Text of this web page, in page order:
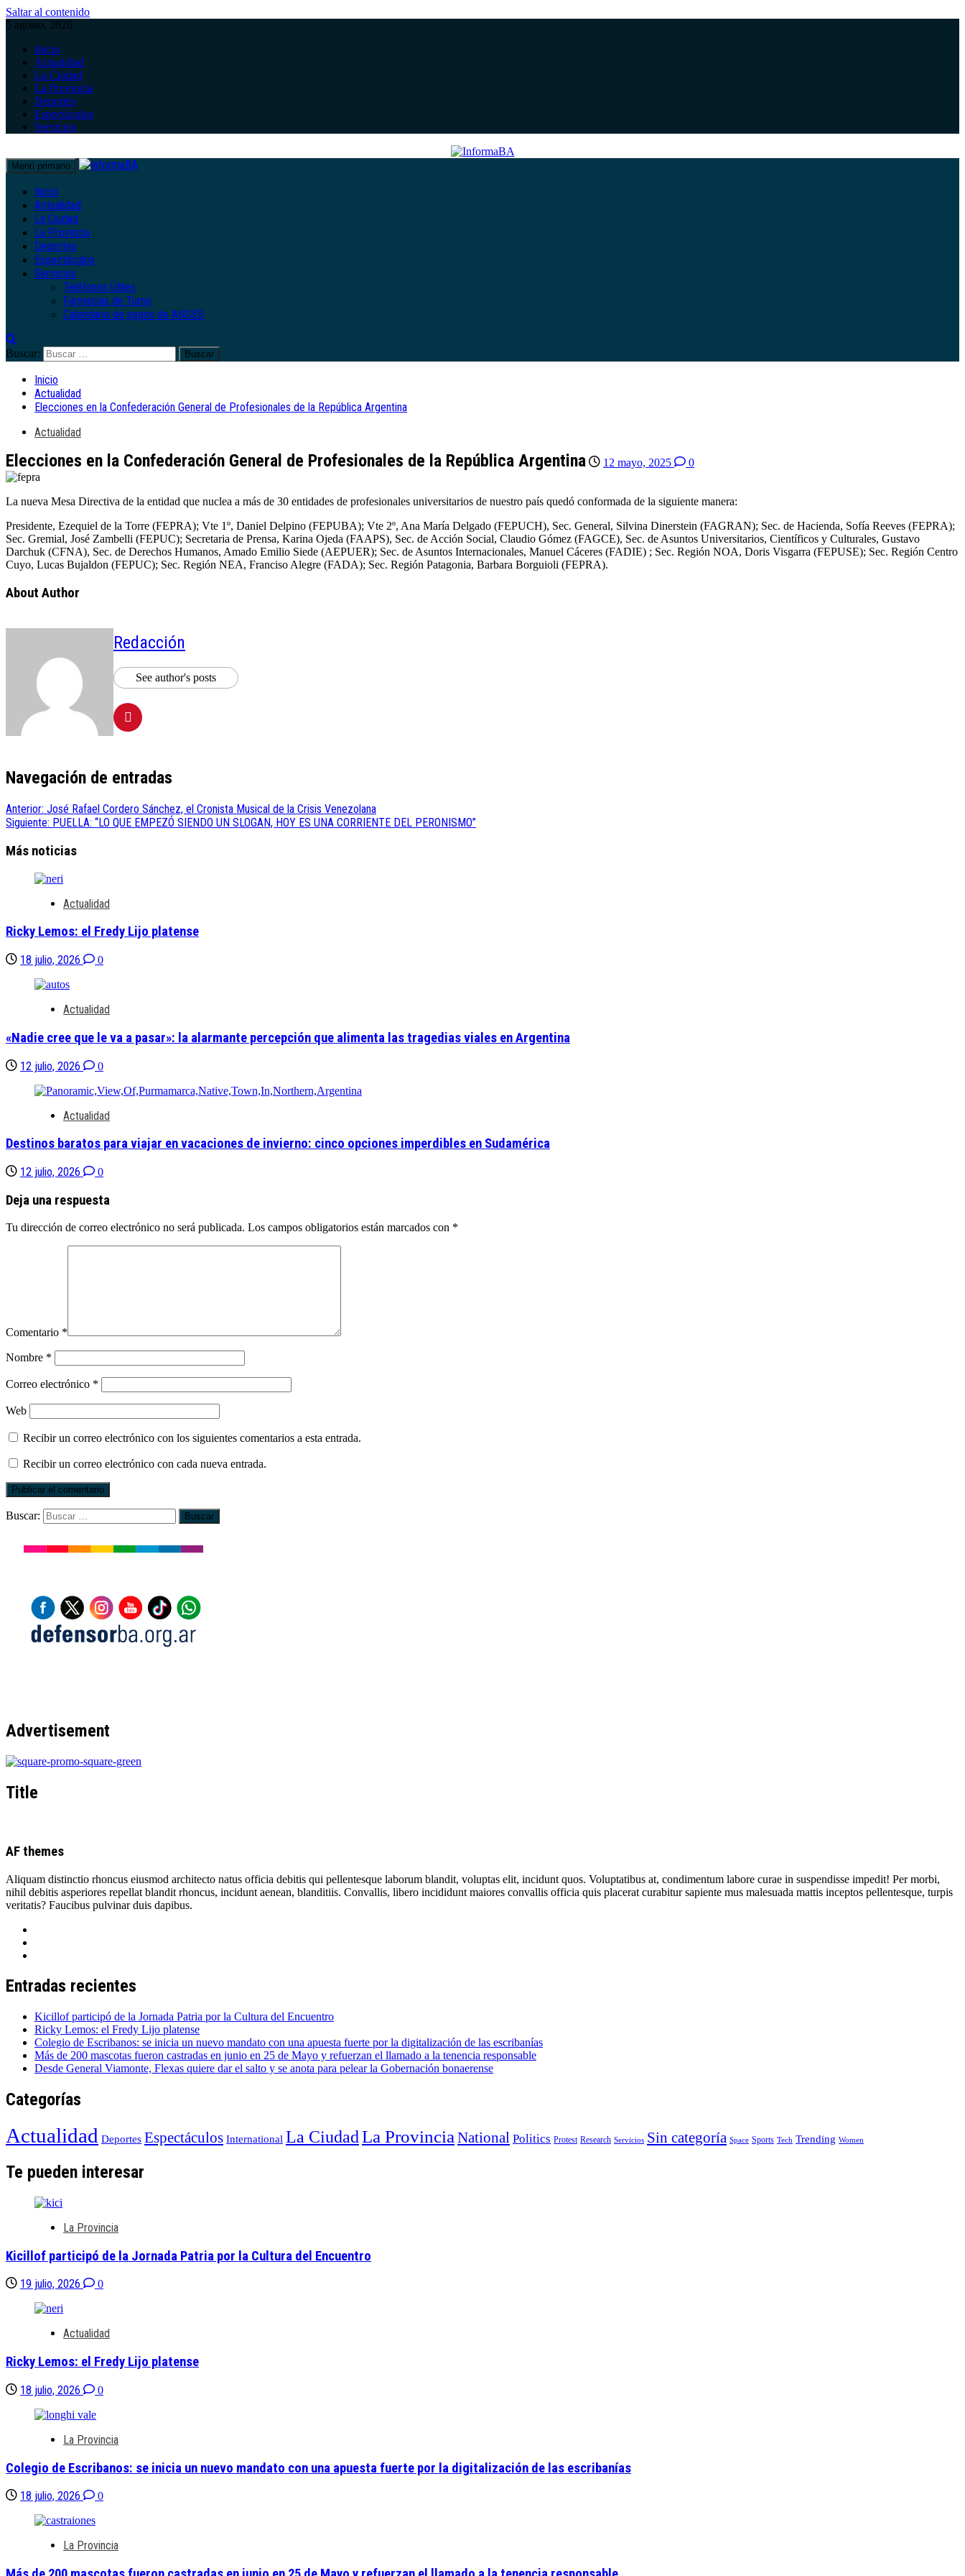
Saltar al contenido
5 agosto, 2026
Inicio
Actualidad
La Ciudad
La Provincia
Deportes
Espectáculos
Servicios
Menú primario
Inicio
Actualidad
La Ciudad
La Provincia
Deportes
Espectáculos
Servicios
Teléfonos Útiles
Farmacias de Turno
Calendario de pagos de ANSES
Buscar:
Inicio
Actualidad
Elecciones en la Confederación General de Profesionales de la República Argentina
Actualidad
Elecciones en la Confederación General de Profesionales de la República Argentina 12 mayo, 2025 0
La nueva Mesa Directiva de la entidad que nuclea a más de 30 entidades de profesionales universitarios de nuestro país quedó conformada de la siguiente manera:
Presidente, Ezequiel de la Torre (FEPRA); Vte 1º, Daniel Delpino (FEPUBA); Vte 2º, Ana María Delgado (FEPUCH), Sec. General, Silvina Dinerstein (FAGRAN); Sec. de Hacienda, Sofía Reeves (FEPRA);
Sec. Gremial, José Zambelli (FEPUC); Secretaria de Prensa, Karina Ojeda (FAAPS), Sec. de Acción Social, Claudio Gómez (FAGCE), Sec. de Asuntos Universitarios, Científicos y Culturales, Gustavo
Darchuk (CFNA), Sec. de Derechos Humanos, Amado Emilio Siede (AEPUER); Sec. de Asuntos Internacionales, Manuel Cáceres (FADIE) ; Sec. Región NOA, Doris Visgarra (FEPUSE); Sec. Región Centro
Cuyo, Lucas Bujaldon (FEPUC); Sec. Región NEA, Franciso Alegre (FADA); Sec. Región Patagonia, Barbara Borguioli (FEPRA).
About Author
Redacción
See author's posts
Navegación de entradas
Anterior: José Rafael Cordero Sánchez, el Cronista Musical de la Crisis Venezolana
Siguiente: PUELLA: “LO QUE EMPEZÓ SIENDO UN SLOGAN, HOY ES UNA CORRIENTE DEL PERONISMO”
Más noticias
Actualidad
Ricky Lemos: el Fredy Lijo platense
18 julio, 2026 0
Actualidad
«Nadie cree que le va a pasar»: la alarmante percepción que alimenta las tragedias viales en Argentina
12 julio, 2026 0
Actualidad
Destinos baratos para viajar en vacaciones de invierno: cinco opciones imperdibles en Sudamérica
12 julio, 2026 0
Deja una respuesta
Tu dirección de correo electrónico no será publicada. Los campos obligatorios están marcados con *
Comentario *
Nombre *
Correo electrónico *
Web
Recibir un correo electrónico con los siguientes comentarios a esta entrada.
Recibir un correo electrónico con cada nueva entrada.
Buscar:
Advertisement
Title
AF themes
Aliquam distinctio rhoncus eiusmod architecto natus officia debitis qui pellentesque laborum blandit, voluptas elit, incidunt quos. Voluptatibus at, condimentum labore curae in suspendisse impedit! Per morbi,
nihil debitis asperiores repellat blandit rhoncus, incidunt aenean, blanditiis. Convallis, libero incididunt maiores convallis officia quis placerat curabitur sapiente mus malesuada mattis inceptos pellentesque, turpis
veritatis? Faucibus pulvinar duis dapibus.
Entradas recientes
Kicillof participó de la Jornada Patria por la Cultura del Encuentro
Ricky Lemos: el Fredy Lijo platense
Colegio de Escribanos: se inicia un nuevo mandato con una apuesta fuerte por la digitalización de las escribanías
Más de 200 mascotas fueron castradas en junio en 25 de Mayo y refuerzan el llamado a la tenencia responsable
Desde General Viamonte, Flexas quiere dar el salto y se anota para pelear la Gobernación bonaerense
Categorías
Actualidad Deportes Espectáculos International La Ciudad La Provincia National Politics Protest Research Servicios Sin categoría Space Sports Tech Trending Women
Te pueden interesar
La Provincia
Kicillof participó de la Jornada Patria por la Cultura del Encuentro
19 julio, 2026 0
Actualidad
Ricky Lemos: el Fredy Lijo platense
18 julio, 2026 0
La Provincia
Colegio de Escribanos: se inicia un nuevo mandato con una apuesta fuerte por la digitalización de las escribanías
18 julio, 2026 0
La Provincia